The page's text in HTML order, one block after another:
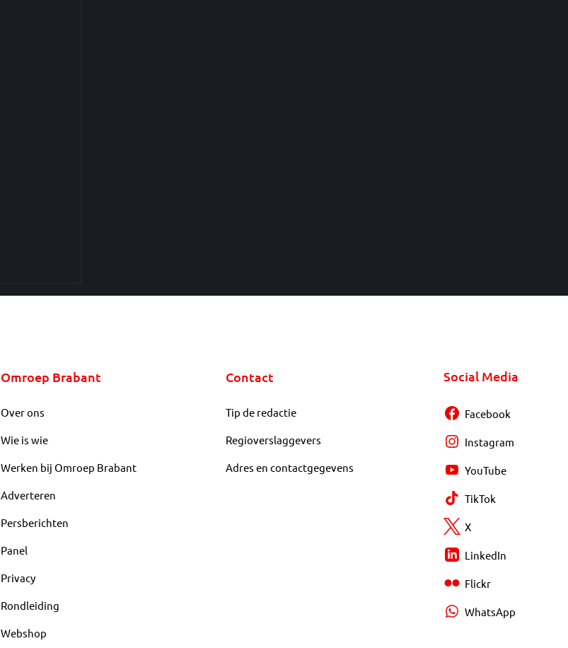
Omroep Brabant
Over ons
Wie is wie
Werken bij Omroep Brabant
Adverteren
Persberichten
Panel
Privacy
Rondleiding
Webshop
Contact
Tip de redactie
Regioverslaggevers
Adres en contactgegevens
Social Media
Facebook
Instagram
YouTube
TikTok
X
LinkedIn
Flickr
WhatsApp